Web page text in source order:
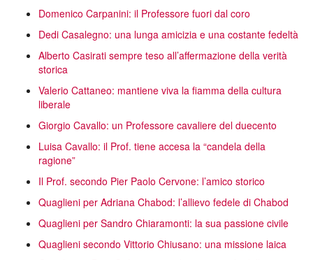
Domenico Carpanini: il Professore fuori dal coro
Dedi Casalegno: una lunga amicizia e una costante fedeltà
Alberto Casirati sempre teso all’affermazione della verità
storica
Valerio Cattaneo: mantiene viva la fiamma della cultura
liberale
Giorgio Cavallo: un Professore cavaliere del duecento
Luisa Cavallo: il Prof. tiene accesa la “candela della
ragione”
Il Prof. secondo Pier Paolo Cervone: l’amico storico
Quaglieni per Adriana Chabod: l’allievo fedele di Chabod
Quaglieni per Sandro Chiaramonti: la sua passione civile
Quaglieni secondo Vittorio Chiusano: una missione laica